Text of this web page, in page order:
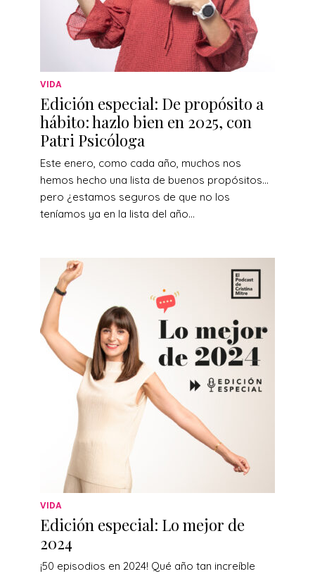
VIDA
Edición especial: De propósito a
hábito: hazlo bien en 2025, con
Patri Psicóloga
Este enero, como cada año, muchos nos
hemos hecho una lista de buenos propósitos…
pero ¿estamos seguros de que no los
teníamos ya en la lista del año...
VIDA
Edición especial: Lo mejor de
2024
¡50 episodios en 2024! Qué año tan increíble